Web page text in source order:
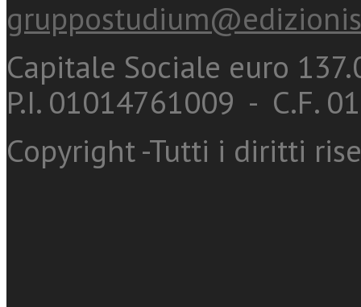
Capitale Sociale euro
P.I. 01014761009 - C.F.
Copyright -Tutti i diritti